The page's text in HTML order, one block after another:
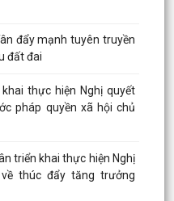
Chương trình Sức khỏe
DANH CÁN BỘ, NHÂN
phân loại chất thải
thúc đẩy chuyển đổi
xã hội trong kiểm soát
sinh